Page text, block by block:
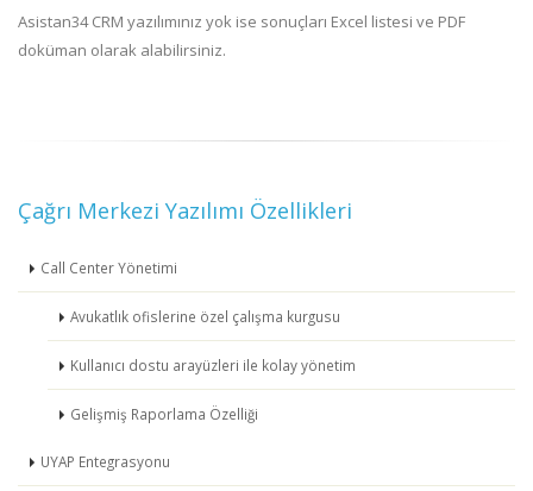
Asistan34 CRM yazılımınız yok ise sonuçları Excel listesi ve PDF
doküman olarak alabilirsiniz.
Çağrı Merkezi Yazılımı Özellikleri
Call Center Yönetimi
Avukatlık ofislerine özel çalışma kurgusu
Kullanıcı dostu arayüzleri ile kolay yönetim
Gelişmiş Raporlama Özelliği
UYAP Entegrasyonu